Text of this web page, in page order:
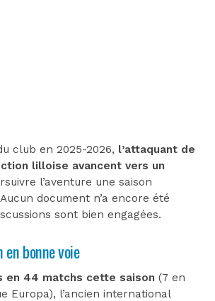
club en 2025-2026, l’attaquant de
lilloise avancent vers un
l’aventure une saison
document n’a encore été
sont bien engagées.
bonne voie
en 44 matchs cette saison (7 en
Europa), l’ancien international